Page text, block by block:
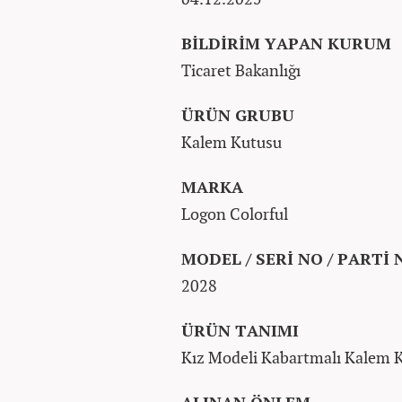
BİLDİRİM YAPAN KURUM
Ticaret Bakanlığı
ÜRÜN GRUBU
Kalem Kutusu
MARKA
Logon Colorful
MODEL / SERİ NO / PARTİ
2028
ÜRÜN TANIMI
Kız Modeli Kabartmalı Kalem